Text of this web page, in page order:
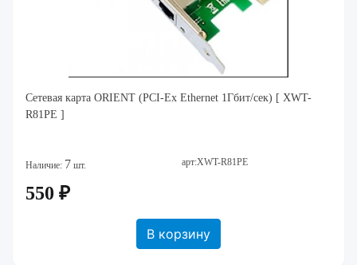
Сетевая карта ORIENT (PCI-Ex Ethernet 1Гбит/сек) [ XWT-
R81PE ]
Наличие: 7 шт. арт:XWT-R81PE
550 ₽
В корзину